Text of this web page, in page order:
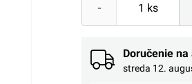
-
Doručenie na
streda 12.